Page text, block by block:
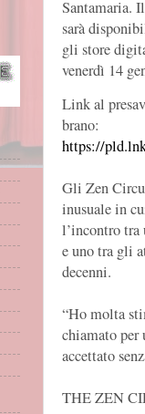
Santamaria.
sarà
gli store
venerdì 14
Link al
brano:
https://
Gli Zen
inusuale in
l’incontro tra
e uno tra gli
decenni.
“Ho molta
chiamato
accettato
THE ZEN